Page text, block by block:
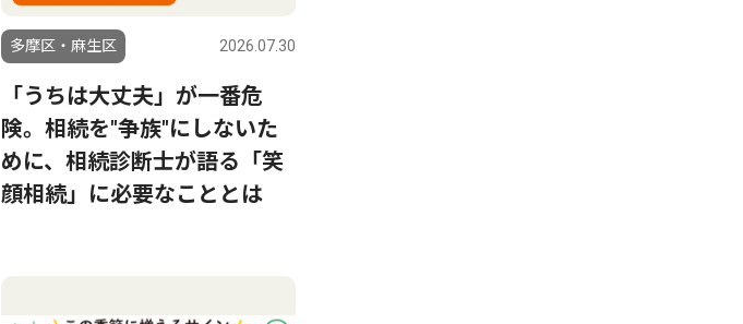
多摩区・麻生区 2026.07.30
「うちは大丈夫」が一番危
険。相続を"争族"にしないた
めに、相続診断士が語る「笑
顔相続」に必要なこととは